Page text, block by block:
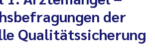
der
Qualitätssicherung